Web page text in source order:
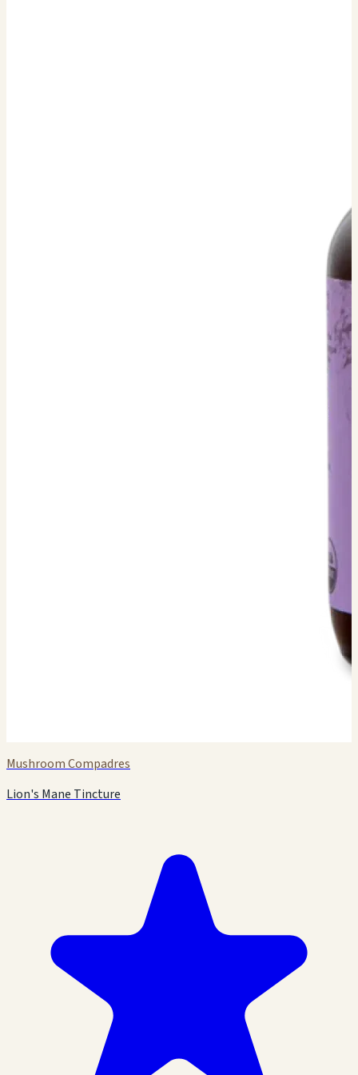
Mushroom Compadres
Lion's Mane Tincture